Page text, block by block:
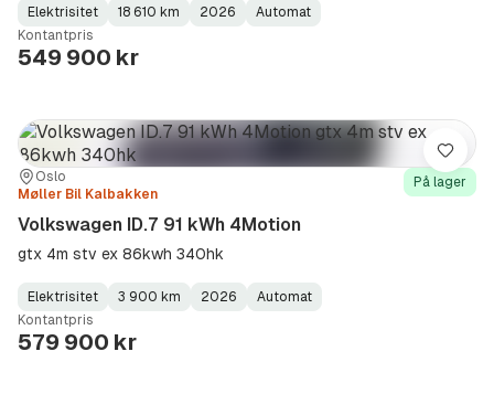
Fuel
Type:
Elektrisitet
Kilometerstand:
18 610 km
Model
Year:
2026
Gearbox
Type:
Automat
Kontantpris
549 900 kr
Sted:
Oslo
Forhandler:
Møller Bil Kalbakken
På lager
Volkswagen ID.7 91 kWh 4Motion
gtx 4m stv ex 86kwh 340hk
Fuel
Type:
Elektrisitet
Kilometerstand:
3 900 km
Model
Year:
2026
Gearbox
Type:
Automat
Kontantpris
579 900 kr
Lagre